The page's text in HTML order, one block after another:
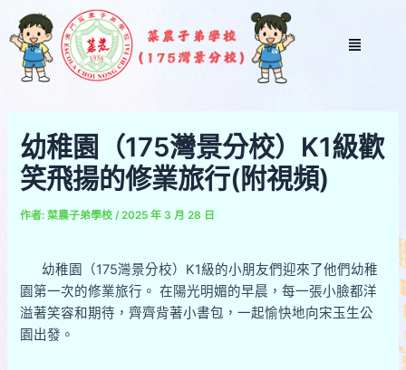
至
Menu
幼稚園（175灣景分校）K1級歡
笑飛揚的修業旅行(附視頻)
作者:菜農子弟學校/2025 年 3 月 28 日
幼稚園（175灣景分校）K1級的小朋友們迎來了他們幼稚
園第一次的修業旅行。 在陽光明媚的早晨，每一張小臉都洋
溢著笑容和期待，齊齊背著小書包，一起愉快地向宋玉生公
園出發。
Post
navigation